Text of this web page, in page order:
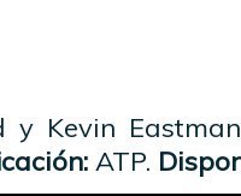
y Kevin
ATP.